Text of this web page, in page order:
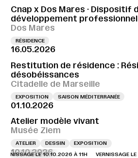
Cnap x Dos Mares · Dispositif
développement professionnel
Dos Mares
RÉSIDENCE
16.05.2026
Restitution de résidence :
désobéissances
Citadelle de Marseille
EXPOSITION SAISON MÉDITERRANÉE
01.10.2026
Atelier modèle vivant
Musée Ziem
ATELIER DESSIN EXPOSITION
10.10.2026
LE 10.10.2026 À 11H VERNISSAGE LE